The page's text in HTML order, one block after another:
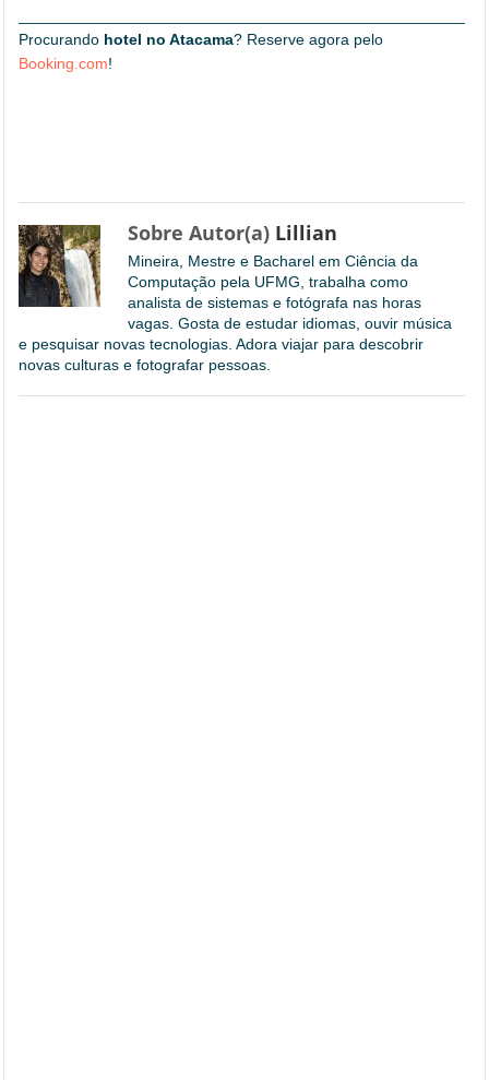
Procurando hotel no Atacama? Reserve agora pelo
Booking.com!
Sobre Autor(a) Lillian
Mineira, Mestre e Bacharel em Ciência da
Computação pela UFMG, trabalha como
analista de sistemas e fotógrafa nas horas
vagas. Gosta de estudar idiomas, ouvir música
e pesquisar novas tecnologias. Adora viajar para descobrir
novas culturas e fotografar pessoas.